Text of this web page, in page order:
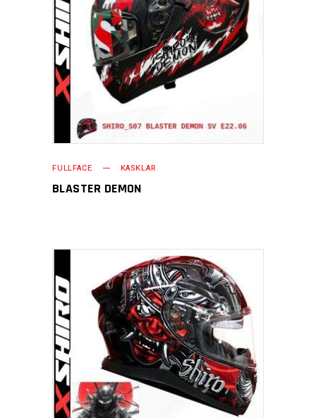
FULLFACE KASKLAR
BLASTER DEMON